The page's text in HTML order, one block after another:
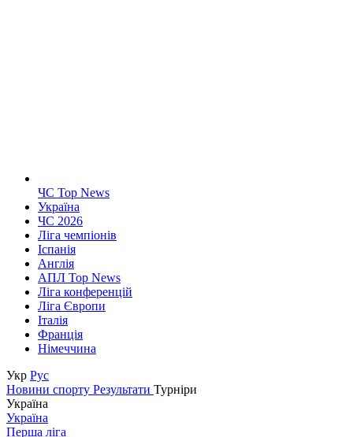
ЧС Top News
Україна
ЧС 2026
Ліга чемпіонів
Іспанія
Англія
АПЛ Top News
Ліга конференцій
Ліга Європи
Італія
Франція
Німеччина
Укр Рус
Новини спорту Результати Турніри
Україна
Україна
Перша ліга